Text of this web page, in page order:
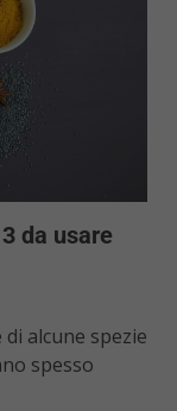
da usare
alcune spezie
spesso